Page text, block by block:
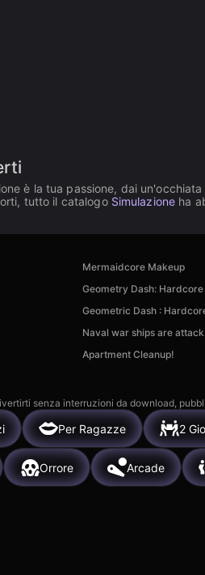
è la tua passione, dai un'occhiata
tutto il catalogo Simulazione ha
Mermaidcore Makeup
Geometry Dash: Hardcore
Geometric Dash :
Naval war ships are
Apartment Cleanup!
senza interruzioni da download,
Per Ragazze 2
Orrore Arcade